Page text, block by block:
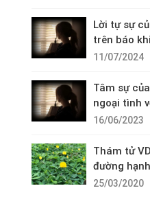
Lời tự sự
trên báo
vụ thám tử
11/07/2024
Tâm sự
ngoại tình
VDT
16/06/2023
Thám tử
đường
còn đó !
25/03/2020